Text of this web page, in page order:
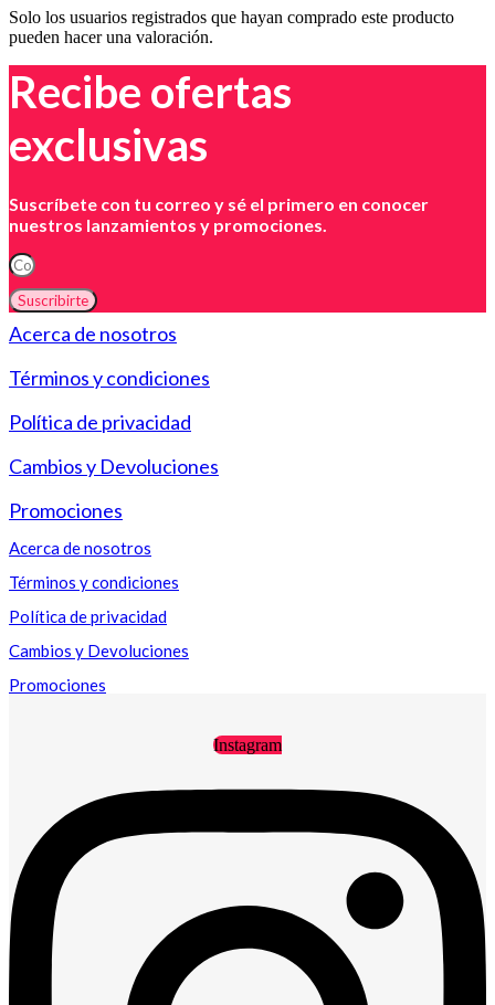
Solo los usuarios registrados que hayan comprado este producto
pueden hacer una valoración.
Recibe ofertas
exclusivas
Suscríbete con tu correo y sé el primero en conocer
nuestros lanzamientos y promociones.
Suscribirte
Acerca de nosotros
Términos y condiciones
Política de privacidad
Cambios y Devoluciones
Promociones
Acerca de nosotros
Términos y condiciones
Política de privacidad
Cambios y Devoluciones
Promociones
Instagram